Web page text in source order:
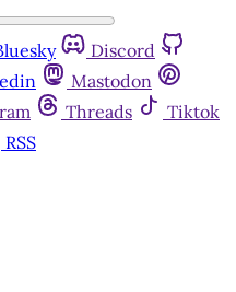
Discord
Mastodon
Threads
Tiktok
RSS